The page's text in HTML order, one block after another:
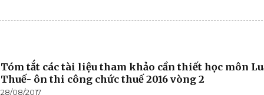
Tóm tắt các tài liệu tham khảo cần thiết học môn
Thuế- ôn thi công chức thuế 2016 vòng 2
28/08/2017